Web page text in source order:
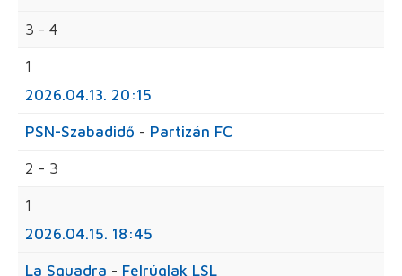
3 - 4
1
2026.04.13. 20:15
PSN-Szabadidő - Partizán FC
2 - 3
1
2026.04.15. 18:45
La Squadra - Felrúglak LSL